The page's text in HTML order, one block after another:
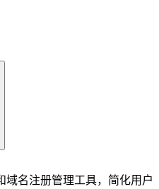
域名注册管理工具，简化用户